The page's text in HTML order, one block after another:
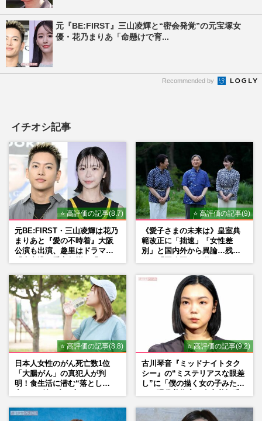
元『BE:FIRST』三山凌輝と“密会発覚”の元宝塚女
優・花乃まりあ「命懸けで育...
Recommended by
イチオシ記事
⭐ 高評価の記事(8.7)
元BE:FIRST・三山凌輝は花乃
まりあと『愛の不時着』大阪
公演も出演、趣里はドラマ
⭐ 高評価の記事(9)
《愛子さまの未来は》皇室典
範改正に「拙速」「女性差
別」と国内外から異論…残さ
⭐ 高評価の記事(8.8)
日本人女性のがん死亡数1位
「大腸がん」の真犯人が判
明！食生活に潜む“落とし
⭐ 高評価の記事(9.2)
古川琴音『ミッドナイトタク
シー』の“ミステリアスな眼差
し”に「僕の描く女の子みた